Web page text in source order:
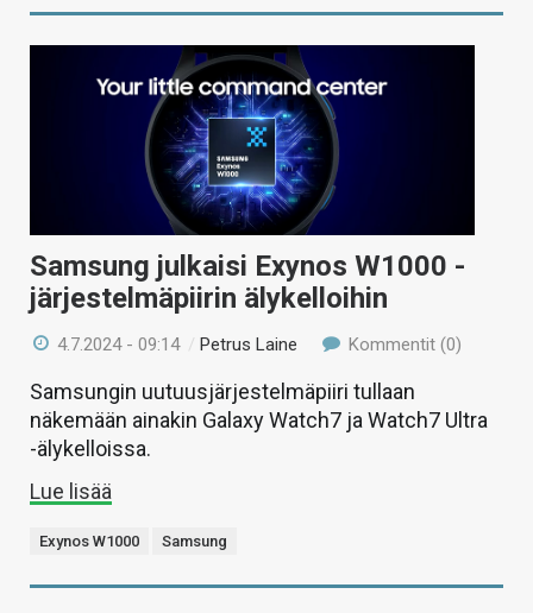
Samsung julkaisi Exynos W1000 -
järjestelmäpiirin älykelloihin
4.7.2024 - 09:14 /Petrus Laine Kommentit (0)
Samsungin uutuusjärjestelmäpiiri tullaan
näkemään ainakin Galaxy Watch7 ja Watch7 Ultra
-älykelloissa.
Lue lisää
Exynos W1000 Samsung